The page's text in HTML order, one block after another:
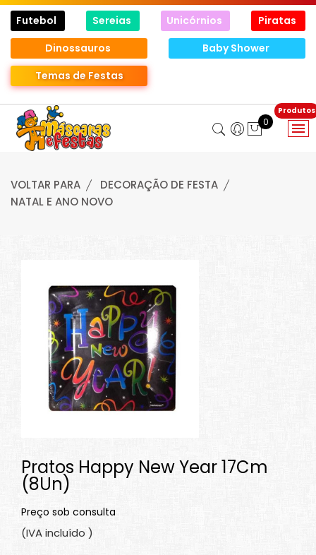
Futebol Sereias Unicórnios
Piratas
Dinossauros
Baby Shower
Temas de Festas
0
VOLTAR PARA
DECORAÇÃO DE FESTA
NATAL E ANO NOVO
Pratos Happy New Year 17Cm
(8Un)
Preço sob consulta
(IVA incluído )